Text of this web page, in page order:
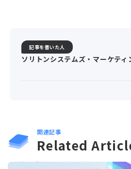
記事を書いた人
ソリトンシステムズ・マーケティ
関連記事
Related